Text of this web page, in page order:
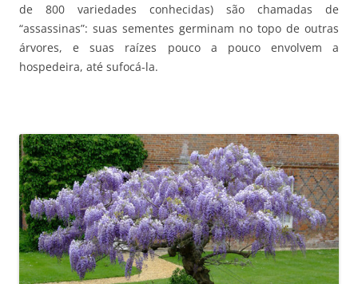
de 800 variedades conhecidas) são chamadas de
“assassinas”: suas sementes germinam no topo de outras
árvores, e suas raízes pouco a pouco envolvem a
hospedeira, até sufocá-la.